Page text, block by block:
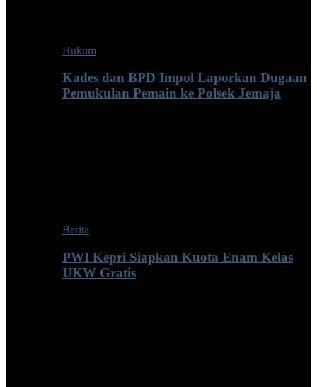
Hukum
Kades dan BPD Impol Laporkan Dugaan
Pemukulan Pemain ke Polsek Jemaja
Berita
PWI Kepri Siapkan Kuota Enam Kelas
UKW Gratis